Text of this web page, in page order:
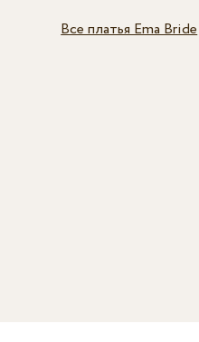
Все платья Ema Bride